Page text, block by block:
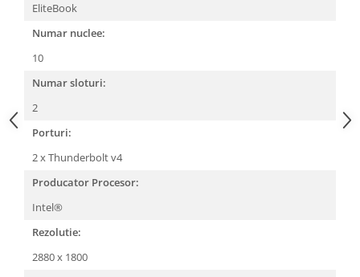
EliteBook
Numar nuclee:
10
Numar sloturi:
2
Porturi:
2 x Thunderbolt v4
Producator Procesor:
Intel®
Rezolutie:
2880 x 1800